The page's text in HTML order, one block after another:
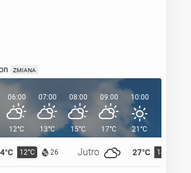
ZMIANA
12°C 26 Jutro 27°C 14°C
06:00
12°C
07:00
13°C
08:00
15°C
09:00
17°C
10:00
21°C